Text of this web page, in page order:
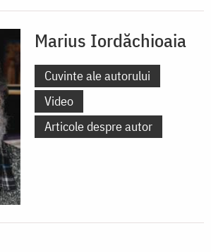
Marius Iordăchioaia
Cuvinte ale autorului
Video
Articole despre autor